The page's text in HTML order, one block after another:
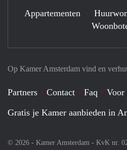
Op Kamer Amsterdam vind en
Partners Contact Faq
Voor
Gratis je Kamer aanbieden in
© 2026 - Kamer Amsterdam - KvK nr.
Appartementen